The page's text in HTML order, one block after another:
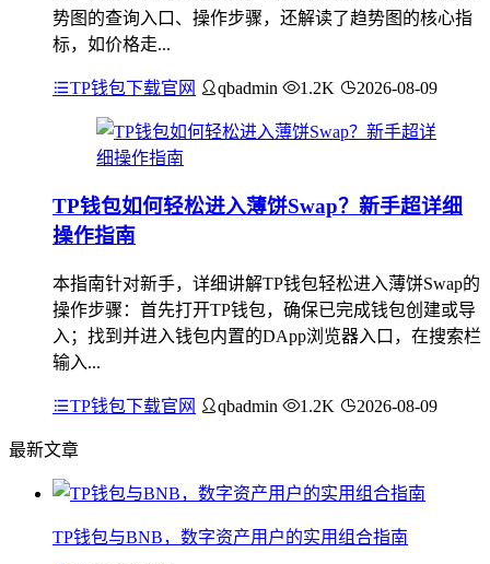
势图的查询入口、操作步骤，还解读了趋势图的核心指
标，如价格走...
TP钱包下载官网 qbadmin 1.2K 2026-08-09
TP钱包如何轻松进入薄饼Swap？新手超详细
操作指南
本指南针对新手，详细讲解TP钱包轻松进入薄饼Swap的
操作步骤：首先打开TP钱包，确保已完成钱包创建或导
入；找到并进入钱包内置的DApp浏览器入口，在搜索栏
输入...
TP钱包下载官网 qbadmin 1.2K 2026-08-09
最新文章
TP钱包与BNB，数字资产用户的实用组合指南